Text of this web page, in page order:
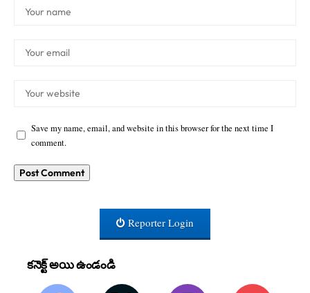
Save my name, email, and website in this browser for the next time I
comment.
Reporter Login
కనెక్ట్ అయి ఉండండి